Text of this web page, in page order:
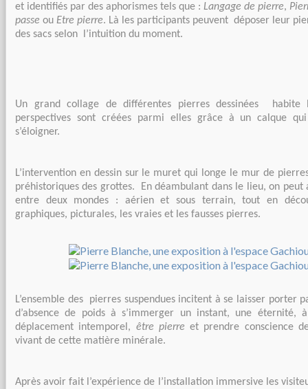
et identifiés par des aphorismes tels que : Langage de pierre,
passe ou Etre pierre. Là les participants peuvent déposer leur
des sacs selon l’intuition du moment.
Un grand collage de différentes pierres dessinées
perspectives sont créées parmi elles grâce à un calque
s’éloigner.
L’intervention en dessin sur le muret qui longe le mur de
préhistoriques des grottes. En déambulant dans le lieu, on peut
entre deux mondes : aérien et sous terrain, tout en
graphiques, picturales, les vraies et les fausses pierres.
L’ensemble des pierres suspendues incitent à se laisser porter
d’absence de poids à s’immerger un instant, une éternité,
déplacement intemporel, être pierre et prendre conscience
vivant de cette matière minérale.
Après avoir fait l’expérience de l’installation immersive les